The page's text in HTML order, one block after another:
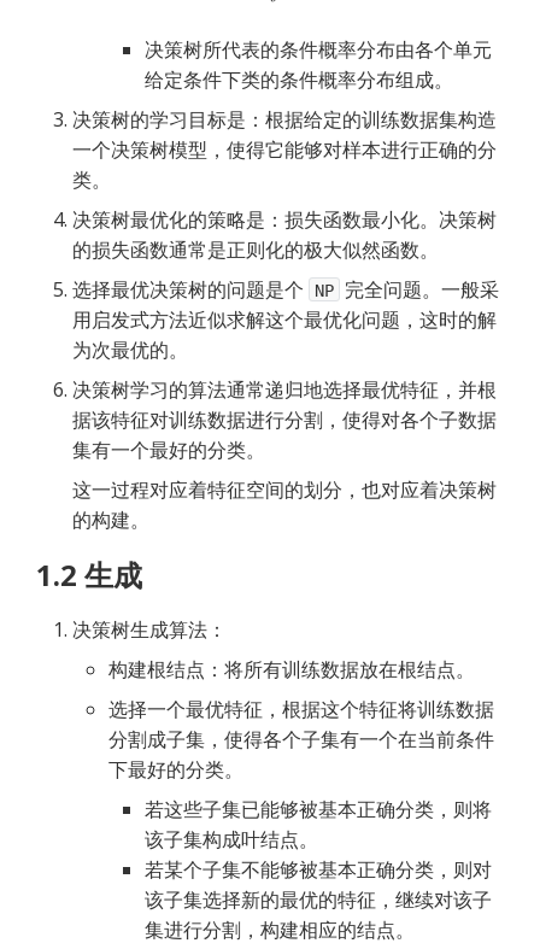
决策树所代表的条件概率分布由各个单元
给定条件下类的条件概率分布组成。
决策树的学习目标是：根据给定的训练数据集构造
一个决策树模型，使得它能够对样本进行正确的分
类。
决策树最优化的策略是：损失函数最小化。决策树
的损失函数通常是正则化的极大似然函数。
选择最优决策树的问题是个
NP
完全问题。一般采
用启发式方法近似求解这个最优化问题，这时的解
为次最优的。
决策树学习的算法通常递归地选择最优特征，并根
据该特征对训练数据进行分割，使得对各个子数据
集有一个最好的分类。
这一过程对应着特征空间的划分，也对应着决策树
的构建。
1.2 生成
决策树生成算法：
构建根结点：将所有训练数据放在根结点。
选择一个最优特征，根据这个特征将训练数据
分割成子集，使得各个子集有一个在当前条件
下最好的分类。
若这些子集已能够被基本正确分类，则将
该子集构成叶结点。
若某个子集不能够被基本正确分类，则对
该子集选择新的最优的特征，继续对该子
集进行分割，构建相应的结点。